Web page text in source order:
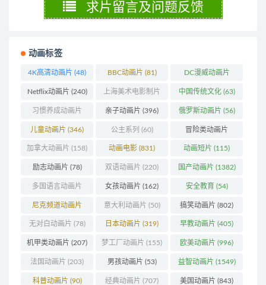
求片留言及问题反馈
动画标签
4K高清动画片 (48) BBC动画片 (81) DC漫威动画片
(103)
Netflix动画片 (240) 上海美术电影制片
厂(126)
中国传统文化(63)
习惯养成动画片
(74)
亲子动画片 (396) 俄罗斯动画片 (56)
儿童动画片 (346) 公主系列 (60) 冒险类动画片
(1270)
加拿大动画片 (158) 动画电影 (831) 动画短片 (115)
励志动画片 (78) 双语动画片 (220) 国产动画片 (1382)
多国语言动画片
(179)
女孩动画片 (162) 安全教育 (54)
尼克频道动画片
(83)
意大利动画片 (50) 搞笑动画片 (802)
无对白动画片 (78) 日本动画片 (319) 早教动画片 (405)
机甲类动画片 (207) 梦工厂动画片 (155) 欧美动画片 (996)
法国动画片 (203) 男孩动画片 (53) 益智动画片 (1549)
科普动画片 (90) 经典动画片 (707) 美国动画片 (843)